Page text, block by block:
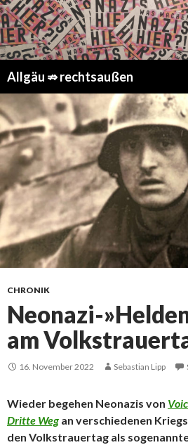
Allgäu ⇏ rechtsaußen
CHRONIK
Neonazi-
am
16. November 2022 Sebastian Lipp
Wieder begehen Neonazis von
Dritte Weg an verschiedenen
den Volkstrauertag als